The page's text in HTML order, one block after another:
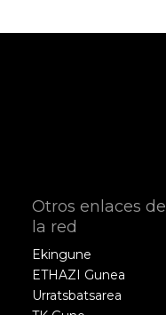
Otros enlaces de
la red
Ekingune
ETHAZI Gunea
Urratsbatsarea